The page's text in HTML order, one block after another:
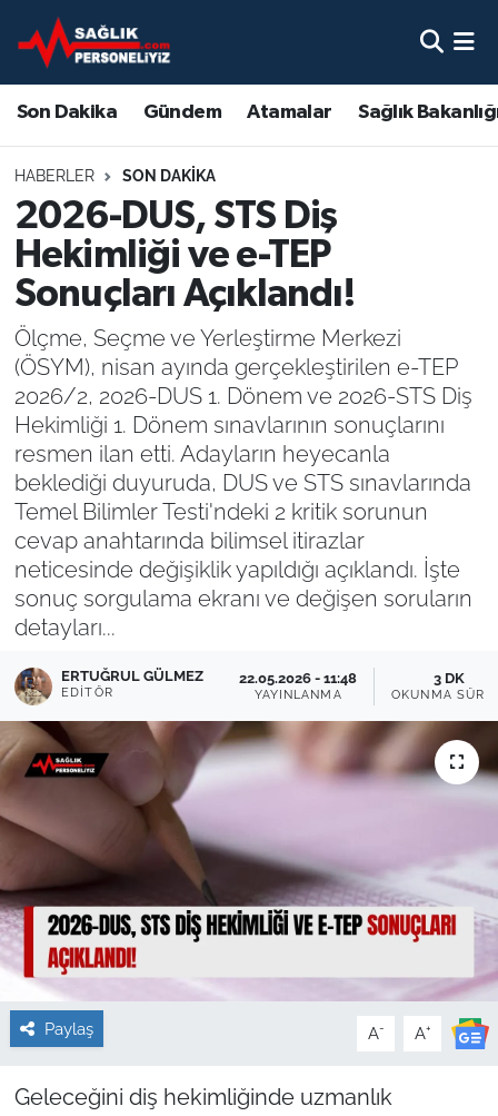
Son Dakika Gündem Atamalar Sağlık
HABERLER SON DAKIKA
2026-DUS, STS Diş
Hekimliği ve e-TEP
Sonuçları Açıklandı!
Ölçme, Seçme ve Yerleştirme Merkezi
(ÖSYM), nisan ayında gerçekleştirilen e-TEP
2026/2, 2026-DUS 1. Dönem ve 2026-STS Diş
Hekimliği 1. Dönem sınavlarının sonuçlarını
resmen ilan etti. Adayların heyecanla
beklediği duyuruda, DUS ve STS sınavlarında
Temel Bilimler Testi'ndeki 2 kritik sorunun
cevap anahtarında bilimsel itirazlar
neticesinde değişiklik yapıldığı açıklandı. İşte
sonuç sorgulama ekranı ve değişen soruların
detayları...
ERTUĞRUL GÜLMEZ
EDITÖR
22.05.2026 - 11:48
YAYINLANMA
3 DK
OKUNMA
Paylaş A- A+
Geleceğini diş hekimliğinde uzmanlık
Son Dakika
Gündem
Atamalar
Sağlık Bakanlığı
Mevzuat
Sendika
Sağlık Personeli Alımı
Eğitim
Sağlık
Güncel
Nöbetçi Eczaneler
Hava Durumu
Namaz Vakitleri
Trafik Durumu
Süper Lig Puan Durumu ve Fikstür
Tüm Manşetler
Son Dakika Haberleri
Haber Arşivi